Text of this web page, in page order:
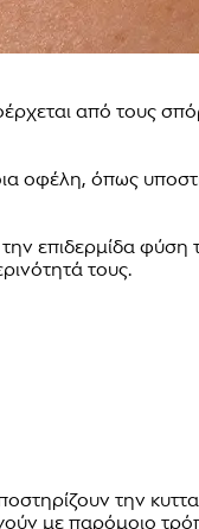
από τους
οφέλη, όπως
επιδερμίδα φύση
τους.
την
με παρόμοιο